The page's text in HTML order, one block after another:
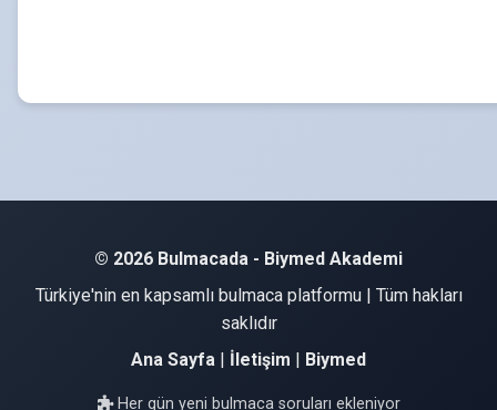
© 2026 Bulmacada - Biymed Akademi
Türkiye'nin en kapsamlı bulmaca platformu | Tüm hakları
saklıdır
Ana Sayfa | İletişim | Biymed
Her gün yeni bulmaca soruları ekleniyor